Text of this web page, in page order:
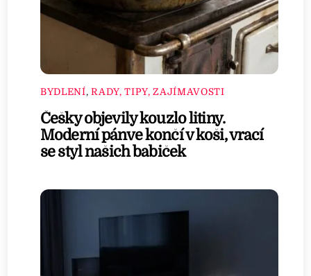
BYDLENÍ,RADY, TIPY, ZAJÍMAVOSTI
Češky objevily kouzlo litiny.
Moderní pánve končí v koši, vrací
se styl našich babiček